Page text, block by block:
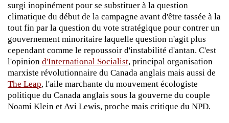
surgi inopinément pour se substituer à la question
climatique du début de la campagne avant d'être tassée à la
tout fin par la question du vote stratégique pour contrer un
gouvernement minoritaire laquelle question n'agit plus
cependant comme le repoussoir d'instabilité d'antan. C'est
l'opinion d'International Socialist, principal organisation
marxiste révolutionnaire du Canada anglais mais aussi de
The Leap, l'aile marchante du mouvement écologiste
politique du Canada anglais sous la gouverne du couple
Noami Klein et Avi Lewis, proche mais critique du NPD.